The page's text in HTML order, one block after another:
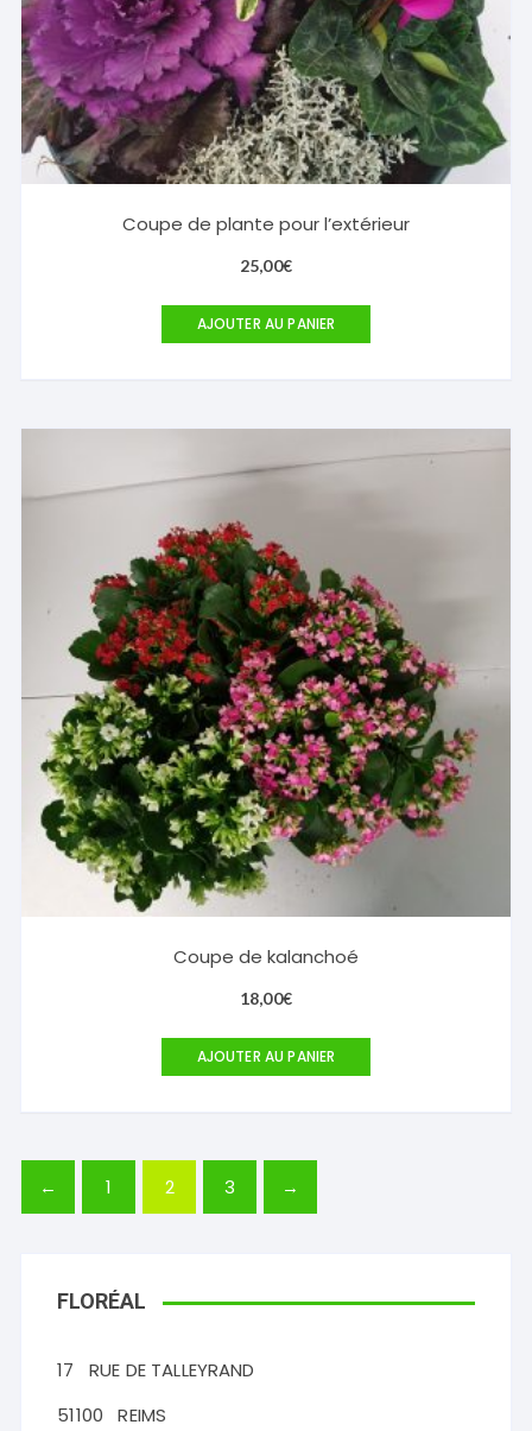
Coupe de plante pour l’extérieur
25,00€
AJOUTER AU PANIER
Coupe de kalanchoé
18,00€
AJOUTER AU PANIER
← 1 2 3 →
FLORÉAL
17
RUE DE TALLEYRAND
51100
REIMS